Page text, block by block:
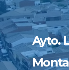
Ayto.